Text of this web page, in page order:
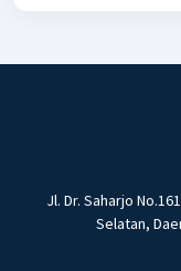
Jl. Dr. Saharjo
Selatan,